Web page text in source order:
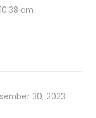
am
30, 2023